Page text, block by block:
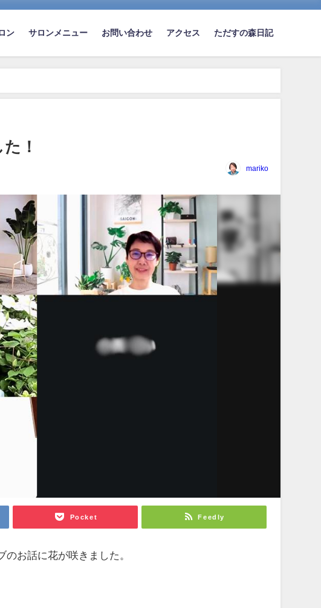
ン サロンメニュー お問い合わせ アクセス ただすの森日記
！
mariko
Pocket Feedly
お話に花が咲きました。